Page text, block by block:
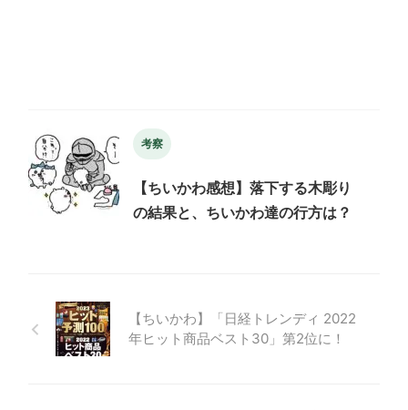
考察
【ちいかわ感想】落下する木彫り
の結果と、ちいかわ達の行方は？
【ちいかわ】「日経トレンディ 2022
年ヒット商品ベスト30」第2位に！